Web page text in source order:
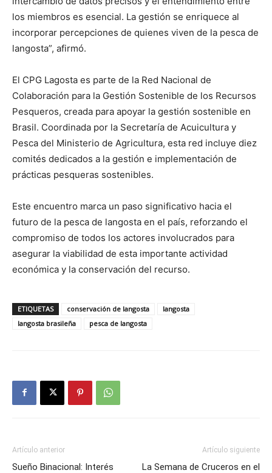
los miembros es esencial. La gestión se enriquece al
incorporar percepciones de quienes viven de la pesca de
langosta”, afirmó.
El CPG Lagosta es parte de la Red Nacional de
Colaboración para la Gestión Sostenible de los Recursos
Pesqueros, creada para apoyar la gestión sostenible en
Brasil. Coordinada por la Secretaría de Acuicultura y
Pesca del Ministerio de Agricultura, esta red incluye diez
comités dedicados a la gestión e implementación de
prácticas pesqueras sostenibles.
Este encuentro marca un paso significativo hacia el
futuro de la pesca de langosta en el país, reforzando el
compromiso de todos los actores involucrados para
asegurar la viabilidad de esta importante actividad
económica y la conservación del recurso.
ETIQUETAS conservación de langosta
langosta
langosta brasileña
pesca de langosta
Artículo anterior
Sueño Binacional: Interés
Artículo siguiente
La Semana de Cruceros en el